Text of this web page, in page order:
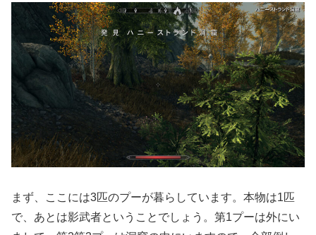
まず、ここには3匹のプーが暮らしています。本物は1匹
で、あとは影武者ということでしょう。第1プーは外にい